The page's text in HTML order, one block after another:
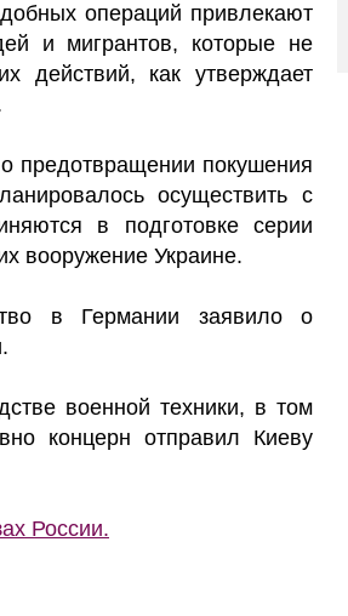
операций привлекают
и мигрантов, которые не
действий, как утверждает
предотвращении покушения
осуществить с
в подготовке серии
вооружение Украине.
в Германии заявило о
военной техники, в том
концерн отправил Киеву
России.